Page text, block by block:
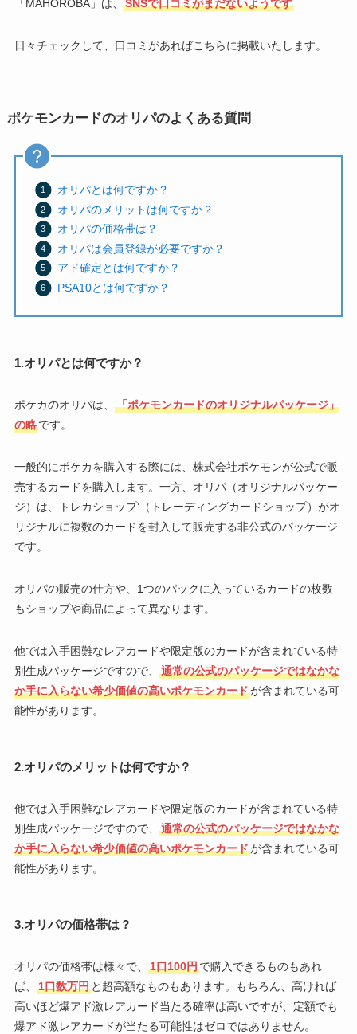
「MAHOROBA」は、 SNSで口コミがまだないようです
日々チェックして、口コミがあればこちらに掲載いたします。
ポケモンカードのオリパのよくある質問
オリパとは何ですか？
オリパのメリットは何ですか？
オリパの価格帯は？
オリパは会員登録が必要ですか？
アド確定とは何ですか？
PSA10とは何ですか？
1.オリパとは何ですか？
ポケカのオリパは、
「ポケモンカードのオリジナルパッケージ」
の略です。
一般的にポケカを購入する際には、株式会社ポケモンが公式で販
売するカードを購入します。一方、オリパ（オリジナルパッケー
ジ）は、トレカショップ’（トレーディングカードショップ）がオ
リジナルに複数のカードを封入して販売する非公式のパッケージ
です。
オリパの販売の仕方や、1つのパックに入っているカードの枚数
もショップや商品によって異なります。
他では入手困難なレアカードや限定版のカードが含まれている特
別生成パッケージですので、
通常の公式のパッケージではなかな
か手に入らない希少価値の高いポケモンカードが含まれている可
能性があります。
2.オリパのメリットは何ですか？
他では入手困難なレアカードや限定版のカードが含まれている特
別生成パッケージですので、
通常の公式のパッケージではなかな
か手に入らない希少価値の高いポケモンカードが含まれている可
能性があります。
3.オリパの価格帯は？
オリパの価格帯は様々で、 1口100円で購入できるものもあれ
ば、
1口数万円と超高額なものもあります。もちろん、高ければ
高いほど爆アド激レアカード当たる確率は高いですが、定額でも
爆アド激レアカードが当たる可能性はゼロではありません。